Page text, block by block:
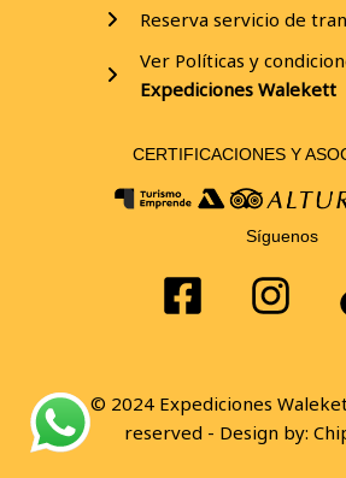
Reserva servicio de
Ver Políticas y
Expediciones Walekett
CERTIFICACIONES Y
Síguenos
© 2024 Expediciones
reserved - Design by: